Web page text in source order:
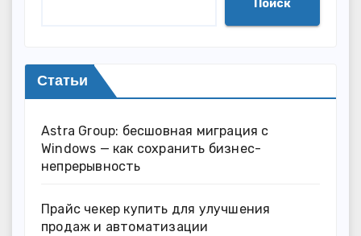
Поиск
Статьи
Astra Group: бесшовная миграция с
Windows — как сохранить бизнес-
непрерывность
Прайс чекер купить для улучшения
продаж и автоматизации